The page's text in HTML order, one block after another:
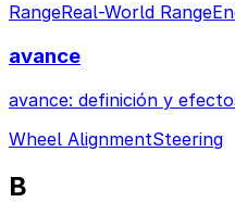
RangeReal-World Range
avance
avance: definición y
Wheel AlignmentSteering
B